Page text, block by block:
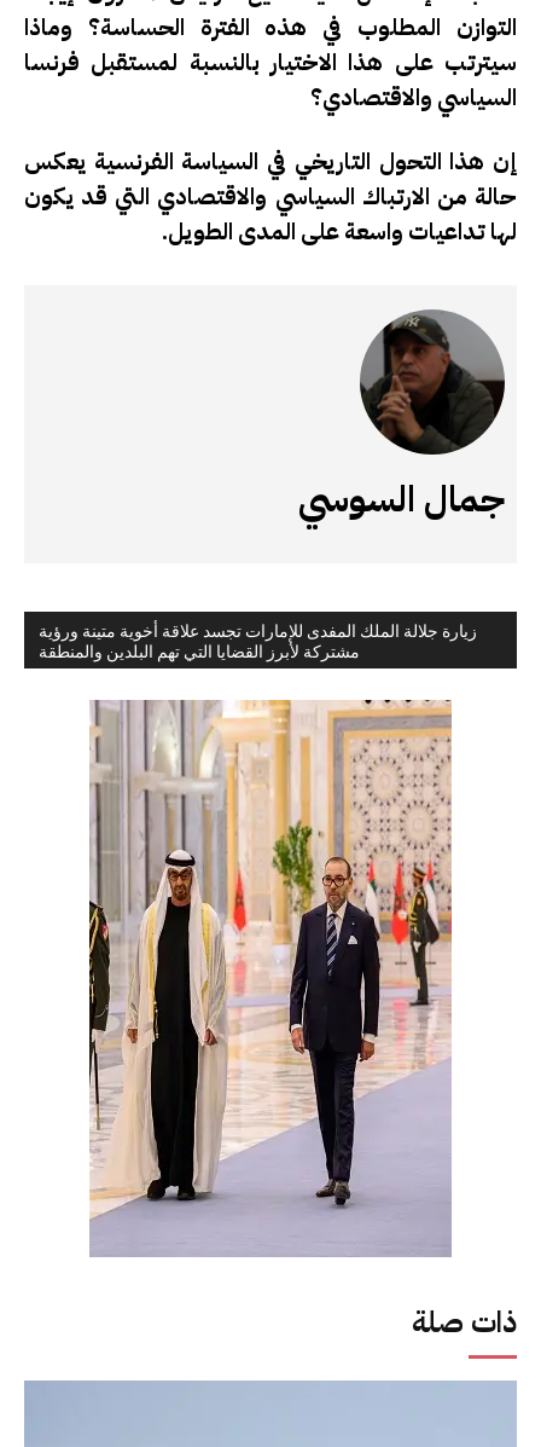
زيارة جلالة الملك المفدى للإمارات تجسد علاقة أخوية متينة ورؤية
مشتركة لأبرز القضايا التي تهم البلدين والمنطقة
ذات صلة
التوازن المطلوب في هذه الفترة الحساسة؟ وماذا
سيترتب على هذا الاختيار بالنسبة لمستقبل فرنسا
السياسي والاقتصادي؟
إن هذا التحول التاريخي في السياسة الفرنسية يعكس
حالة من الارتباك السياسي والاقتصادي التي قد يكون
لها تداعيات واسعة على المدى الطويل.
جمال السوسي